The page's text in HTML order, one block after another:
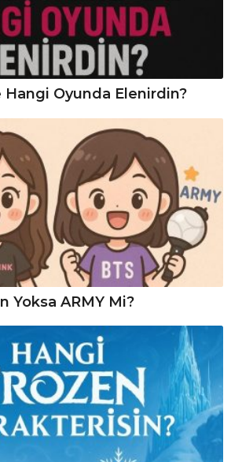
Hangi Oyunda Elenirdin?
Yoksa ARMY Mi?